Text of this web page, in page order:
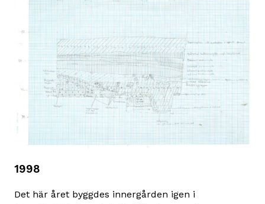
1998
Det här året byggdes innergården igen i